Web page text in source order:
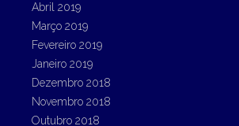
Abril 2019
Março 2019
Fevereiro 2019
Janeiro 2019
Dezembro 2018
Novembro 2018
Outubro 2018